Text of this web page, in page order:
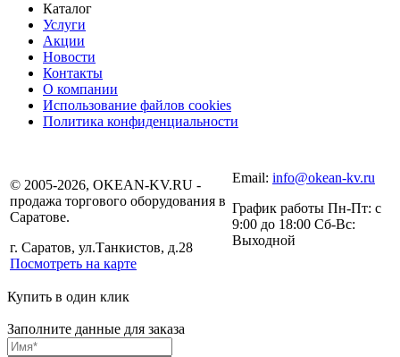
Каталог
Услуги
Акции
Новости
Контакты
О компании
Использование файлов cookies
Политика конфиденциальности
© 2005-2026, OKEAN-KV.RU -
продажа торгового оборудования в
Саратове.
г. Саратов, ул.Танкистов, д.28
Посмотреть на карте
Email: info@okean-kv.ru
График работы Пн-Пт: с
9:00 до 18:00 Сб-Вс:
Выходной
Купить в один клик
Заполните данные для заказа